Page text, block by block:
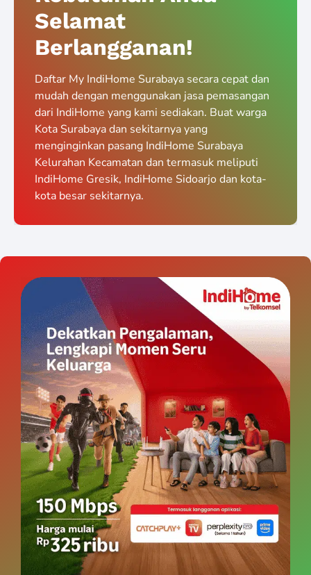
Selamat
Berlangganan!
Daftar My IndiHome Surabaya secara cepat dan
mudah dengan menggunakan jasa pemasangan
dari IndiHome yang kami sediakan. Buat warga
Kota Surabaya dan sekitarnya yang
menginginkan pasang IndiHome Surabaya
Kelurahan Kecamatan dan termasuk meliputi
IndiHome Gresik, IndiHome Sidoarjo dan kota-
kota besar sekitarnya.